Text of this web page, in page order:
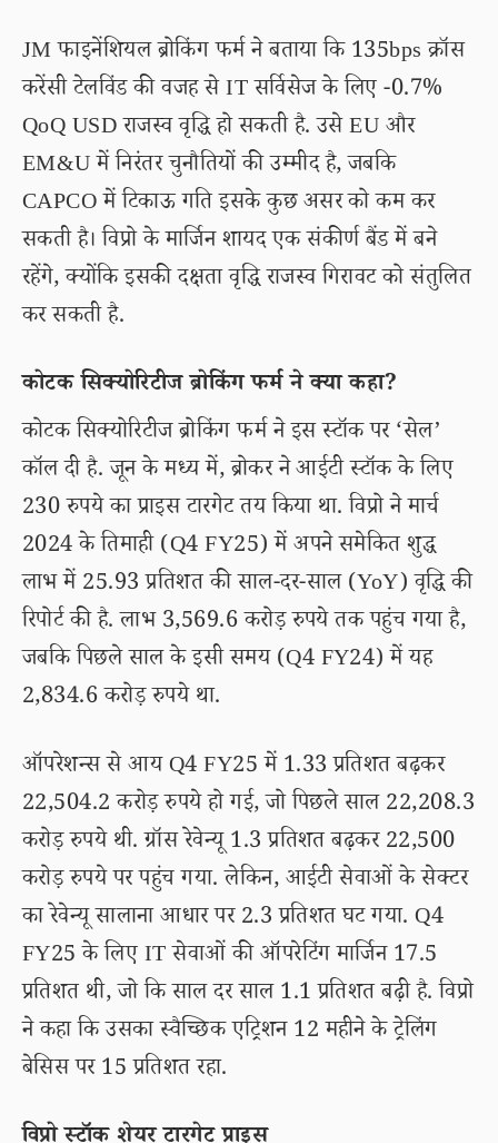
JM फाइनेंशियल ब्रोकिंग फर्म ने बताया कि 135bps क्रॉस
करेंसी टेलविंड की वजह से IT सर्विसेज के लिए -0.7%
QoQ USD राजस्व वृद्धि हो सकती है. उसे EU और
EM&U में निरंतर चुनौतियों की उम्मीद है, जबकि
CAPCO में टिकाऊ गति इसके कुछ असर को कम कर
सकती है। विप्रो के मार्जिन शायद एक संकीर्ण बैंड में बने
रहेंगे, क्योंकि इसकी दक्षता वृद्धि राजस्व गिरावट को संतुलित
कर सकती है.
कोटक सिक्योरिटीज ब्रोकिंग फर्म ने क्या कहा?
कोटक सिक्योरिटीज ब्रोकिंग फर्म ने इस स्टॉक पर ‘सेल’
कॉल दी है. जून के मध्य में, ब्रोकर ने आईटी स्टॉक के लिए
230 रुपये का प्राइस टारगेट तय किया था. विप्रो ने मार्च
2024 के तिमाही (Q4 FY25) में अपने समेकित शुद्ध
लाभ में 25.93 प्रतिशत की साल-दर-साल (YoY) वृद्धि की
रिपोर्ट की है. लाभ 3,569.6 करोड़ रुपये तक पहुंच गया है,
जबकि पिछले साल के इसी समय (Q4 FY24) में यह
2,834.6 करोड़ रुपये था.
ऑपरेशन्स से आय Q4 FY25 में 1.33 प्रतिशत बढ़कर
22,504.2 करोड़ रुपये हो गई, जो पिछले साल 22,208.3
करोड़ रुपये थी. ग्रॉस रेवेन्यू 1.3 प्रतिशत बढ़कर 22,500
करोड़ रुपये पर पहुंच गया. लेकिन, आईटी सेवाओं के सेक्टर
का रेवेन्यू सालाना आधार पर 2.3 प्रतिशत घट गया. Q4
FY25 के लिए IT सेवाओं की ऑपरेटिंग मार्जिन 17.5
प्रतिशत थी, जो कि साल दर साल 1.1 प्रतिशत बढ़ी है. विप्रो
ने कहा कि उसका स्वैच्छिक एट्रिशन 12 महीने के ट्रेलिंग
बेसिस पर 15 प्रतिशत रहा.